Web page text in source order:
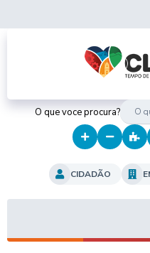
O que voce procura?
CIDADÃO